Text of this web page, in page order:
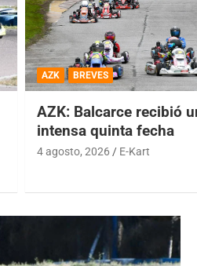
AZK BREVES
AZK: Balcarce recibió
intensa quinta fecha
4 agosto, 2026 E-Kart